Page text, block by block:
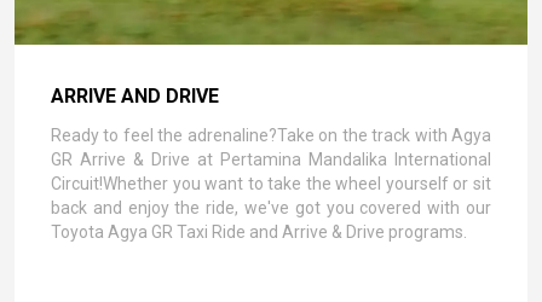
ARRIVE AND DRIVE
Ready to feel the adrenaline?Take on the track with Agya
GR Arrive & Drive at Pertamina Mandalika International
Circuit!Whether you want to take the wheel yourself or sit
back and enjoy the ride, we've got you covered with our
Toyota Agya GR Taxi Ride and Arrive & Drive programs.